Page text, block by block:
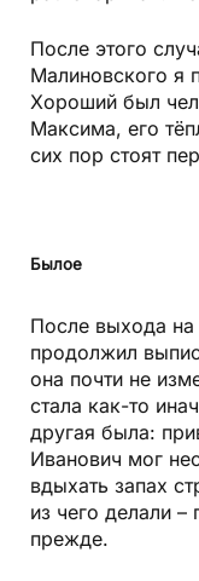
После этого
Малиновского я
Хороший был
Максима, его
сих пор стоят
Былое
После выхода на
продолжил
она почти не
стала как-то
другая была:
Иванович мог
вдыхать запах
из чего делали –
прежде.